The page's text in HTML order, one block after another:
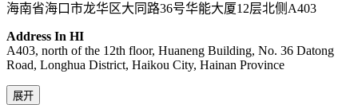
海南省海口市龙华区大同路36号华能大厦12层北侧A403
Address In HI
A403, north of the 12th floor, Huaneng Building, No. 36 Datong
Road, Longhua District, Haikou City, Hainan Province
展开